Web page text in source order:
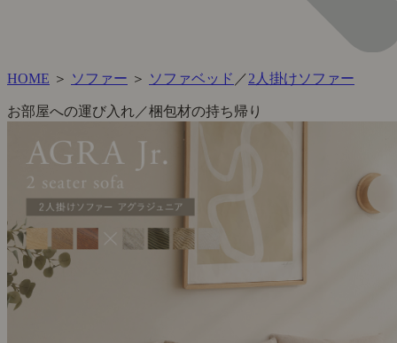
HOME ＞ ソファー ＞ ソファベッド ／2人掛けソファー
お部屋への運び入れ／梱包材の持ち帰り